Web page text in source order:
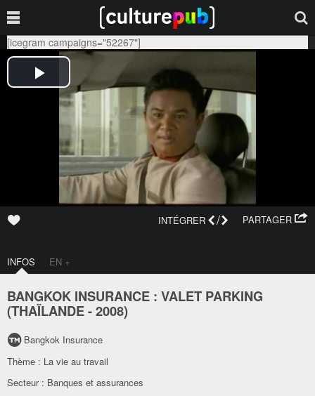
[icegram campaigns="52267"]
PARTAGER
INTÉGRER /
INFOS EN +
BANGKOK INSURANCE : VALET PARKING
(THAÏLANDE-2008)
Bangkok Insurance
Thème : La vie au travail
Secteur : Banques et assurances